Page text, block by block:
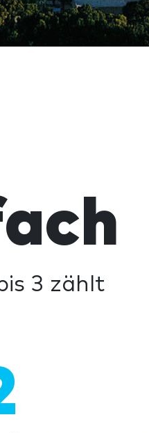
3 zählt